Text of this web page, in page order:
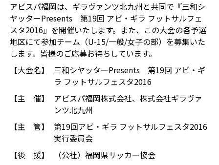
アビスパ福岡は、ギラヴァンツ北九州と共同で『三和シ
ヤッターPresents 第19回 アビ・ギラ フットサルフェ
スタ2016』を開催いたします。また、この大会の各予選
地区にて参加チーム（U-15/一般/女子の部）を募集いた
します。皆様のご応募お待ちしています。
【大会名】
三和シヤッターPresents 第19回 アビ・ギ
ラ フットサルフェスタ2016
【主 催】
アビスパ福岡株式会社、株式会社ギラヴァ
ンツ北九州
【主 管】
第19回アビ・ギラ フットサルフェスタ2016
実行委員会
【後 援】
（公社）福岡県サッカー協会